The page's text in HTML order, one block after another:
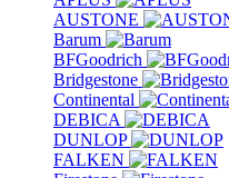
AUSTONE
Barum
BFGoodrich
Bridgestone
Continental
DEBICA
DUNLOP
FALKEN